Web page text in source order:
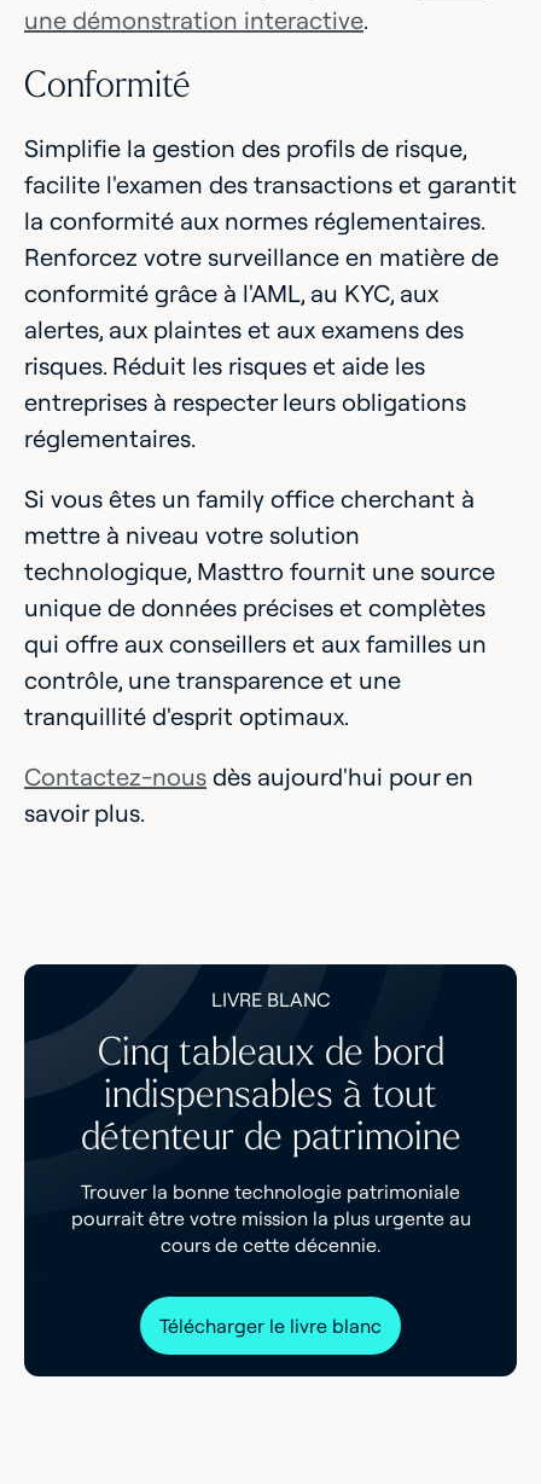
une démonstration interactive.
Conformité
Simplifie la gestion des profils de risque,
facilite l'examen des transactions et garantit
la conformité aux normes réglementaires.
Renforcez votre surveillance en matière de
conformité grâce à l'AML, au KYC, aux
alertes, aux plaintes et aux examens des
risques. Réduit les risques et aide les
entreprises à respecter leurs obligations
réglementaires.
Si vous êtes un family office cherchant à
mettre à niveau votre solution
technologique, Masttro fournit une source
unique de données précises et complètes
qui offre aux conseillers et aux familles un
contrôle, une transparence et une
tranquillité d'esprit optimaux.
Contactez-nous dès aujourd'hui pour en
savoir plus.
LIVRE BLANC
Cinq tableaux de bord
indispensables à tout
détenteur de patrimoine
Trouver la bonne technologie patrimoniale
pourrait être votre mission la plus urgente au
cours de cette décennie.
Télécharger le livre blanc